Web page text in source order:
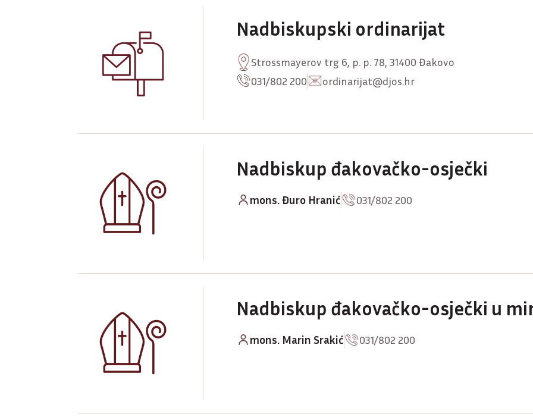
Nadbiskupski ordinarijat
Strossmayerov trg 6, p. p. 78, 31400 Đakovo
031/802 200
ordinarijat@djos.hr
Nadbiskup đakovačko-osječki
mons. Đuro Hranić 031/802 200
Nadbiskup đakovačko-osječki u
mons. Marin Srakić 031/802 200